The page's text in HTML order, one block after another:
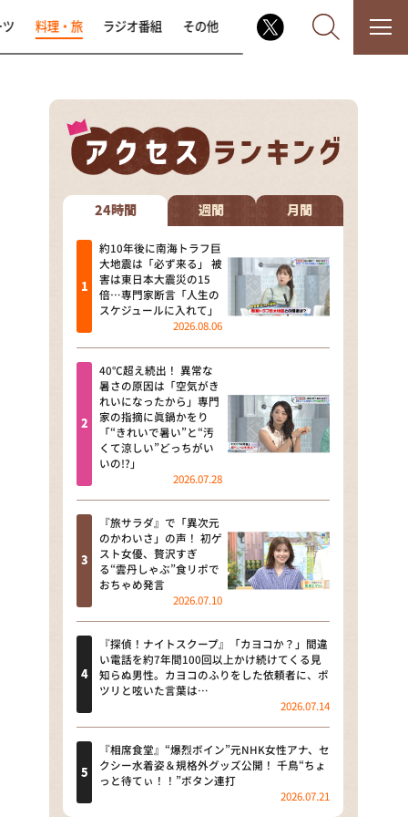
なるみ・岡村の過ぎるTV
相席食堂
これ余談なんですけど・・・
～人生密着トークバラエティ！
～ やすとものいたって真剣です
探偵！ナイトスクープ
news おかえり
河合＆A.B.C-Z塚田×福井アナ
「なんでやねん！？」（news お
かえり）
DAIGOも台所 ～きょうの献立 何
にする？～
本日はダイアンなり！シーズン２
朝だ！生です旅サラダ
教えて！ニュースライブ 正義の
ミカタ
ＬＩＦＥ～夢のカタチ～
新婚さんいらっしゃい！
ポツンと一軒家
ザキ山小屋本館
料理・旅 ラジオ番組 その他
24時間 週間 月間
約10年後に南海トラフ巨
大地震は「必ず来る」 被
害は東日本大震災の15
倍…専門家断言「人生の
スケジュールに入れて」
2026.08.06
40℃超え続出！ 異常な
暑さの原因は「空気がき
れいになったから」専門
家の指摘に眞鍋かをり
「“きれいで暑い”と“汚
くて涼しい”どっちがい
いの!?」
2026.07.28
『旅サラダ』で「異次元
のかわいさ」の声！ 初ゲ
スト女優、贅沢すぎ
る“雲丹しゃぶ”食リポで
おちゃめ発言
2026.07.10
『探偵！ナイトスクープ』「カヨコか？」間違
い電話を約7年間100回以上かけ続けてくる見
知らぬ男性。カヨコのふりをした依頼者に、ポ
ツリと呟いた言葉は…
2026.07.14
『相席食堂』“爆烈ボイン”元NHK女性アナ、セ
クシー水着姿＆規格外グッズ公開！ 千鳥“ちょ
っと待てぃ！！”ボタン連打
2026.07.21